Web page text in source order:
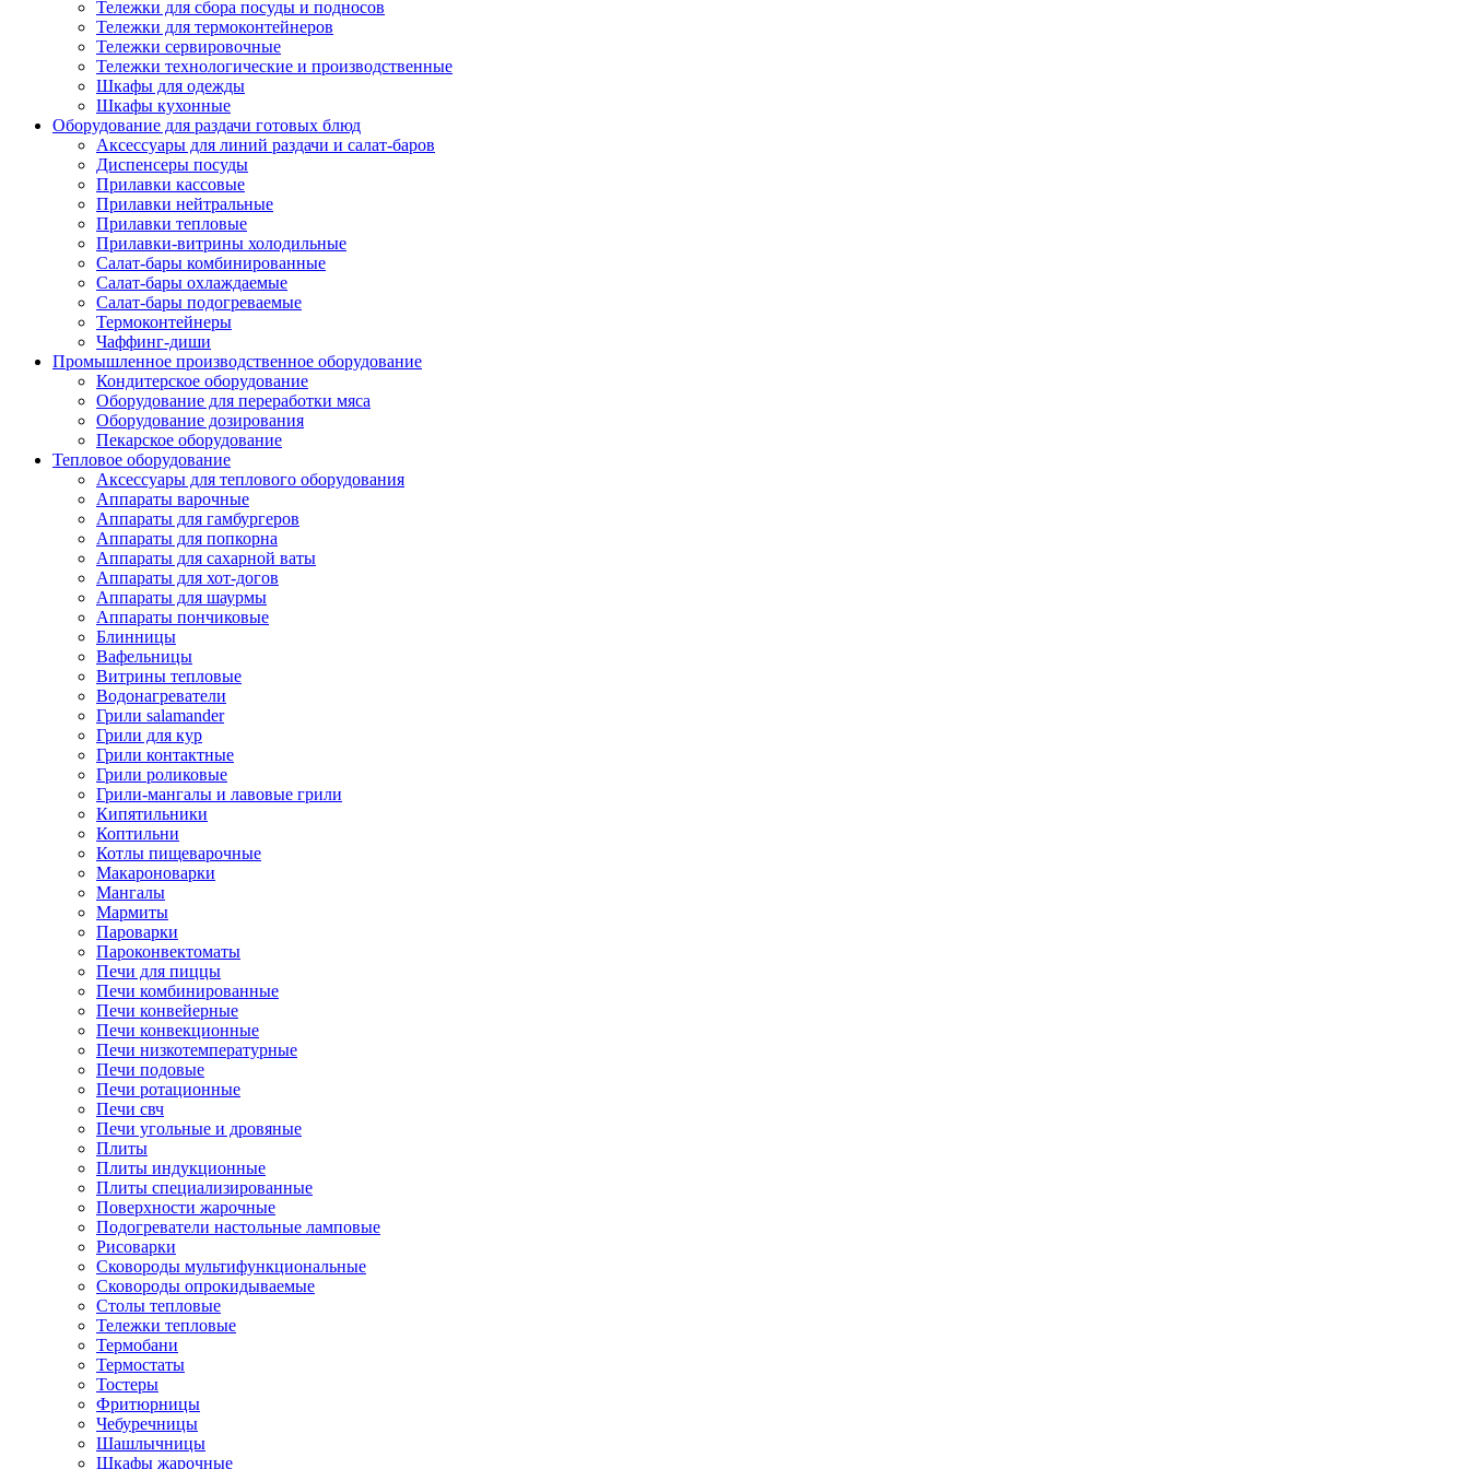
Тележки для сбора посуды и подносов
Тележки для термоконтейнеров
Тележки сервировочные
Тележки технологические и производственные
Шкафы для одежды
Шкафы кухонные
Оборудование для раздачи готовых блюд
Аксессуары для линий раздачи и салат-баров
Диспенсеры посуды
Прилавки кассовые
Прилавки нейтральные
Прилавки тепловые
Прилавки-витрины холодильные
Салат-бары комбинированные
Салат-бары охлаждаемые
Салат-бары подогреваемые
Термоконтейнеры
Чаффинг-диши
Промышленное производственное оборудование
Кондитерское оборудование
Оборудование для переработки мяса
Оборудование дозирования
Пекарское оборудование
Тепловое оборудование
Аксессуары для теплового оборудования
Аппараты варочные
Аппараты для гамбургеров
Аппараты для попкорна
Аппараты для сахарной ваты
Аппараты для хот-догов
Аппараты для шаурмы
Аппараты пончиковые
Блинницы
Вафельницы
Витрины тепловые
Водонагреватели
Грили salamander
Грили для кур
Грили контактные
Грили роликовые
Грили-мангалы и лавовые грили
Кипятильники
Коптильни
Котлы пищеварочные
Макароноварки
Мангалы
Мармиты
Пароварки
Пароконвектоматы
Печи для пиццы
Печи комбинированные
Печи конвейерные
Печи конвекционные
Печи низкотемпературные
Печи подовые
Печи ротационные
Печи свч
Печи угольные и дровяные
Плиты
Плиты индукционные
Плиты специализированные
Поверхности жарочные
Подогреватели настольные ламповые
Рисоварки
Сковороды мультифункциональные
Сковороды опрокидываемые
Столы тепловые
Тележки тепловые
Термобани
Термостаты
Тостеры
Фритюрницы
Чебуречницы
Шашлычницы
Шкафы жарочные